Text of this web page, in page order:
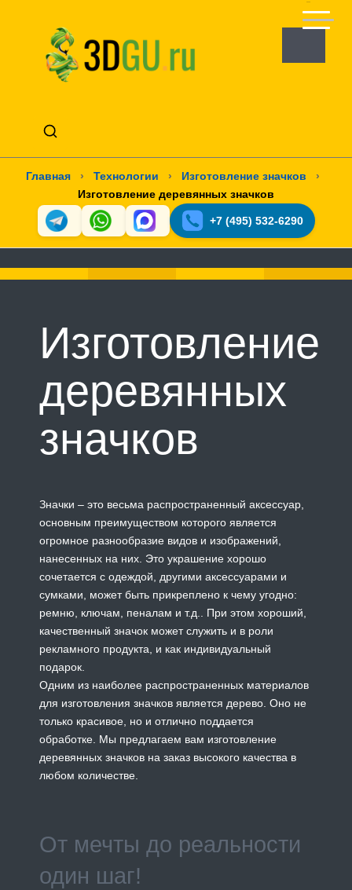
Главная › Технологии › Изготовление значков
›
Изготовление деревянных значков
+7 (495) 532-6290
Изготовление
деревянных
значков
Значки – это весьма распространенный аксессуар,
основным преимуществом которого является
огромное разнообразие видов и изображений,
нанесенных на них. Это украшение хорошо
сочетается с одеждой, другими аксессуарами и
сумками, может быть прикреплено к чему угодно:
ремню, ключам, пеналам и т.д.. При этом хороший,
качественный значок может служить и в роли
рекламного продукта, и как индивидуальный
подарок.
Одним из наиболее распространенных материалов
для изготовления значков является дерево. Оно не
только красивое, но и отлично поддается
обработке. Мы предлагаем вам изготовление
деревянных значков на заказ высокого качества в
любом количестве.
От мечты до реальности
один шаг!